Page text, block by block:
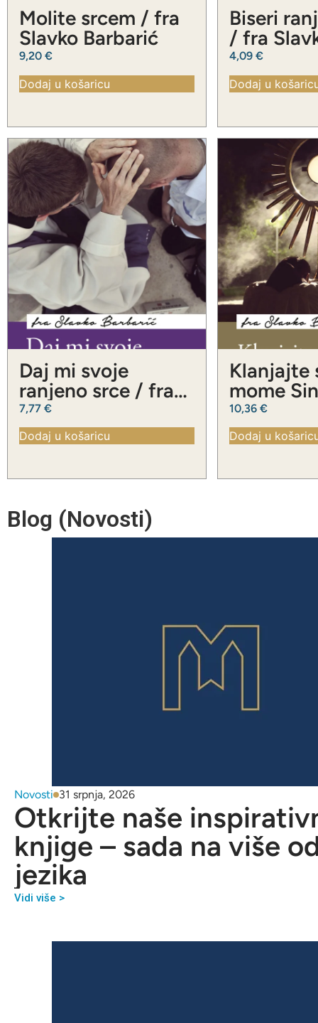
Molite srcem / fra
Slavko Barbarić
9,20 €
Dodaj u košaricu
Biseri
/ fra
Barbarić
4,09 €
Dodaj u
Daj mi svoje
ranjeno srce / fra
Slavko Barbarić
7,77 €
Dodaj u košaricu
Klanjajte
mome
Slavko
10,36 €
Dodaj u
Blog (Novosti)
Novosti 31 srpnja, 2026
Otkrijte naše
knjige – sada na više
jezika
Vidi više >